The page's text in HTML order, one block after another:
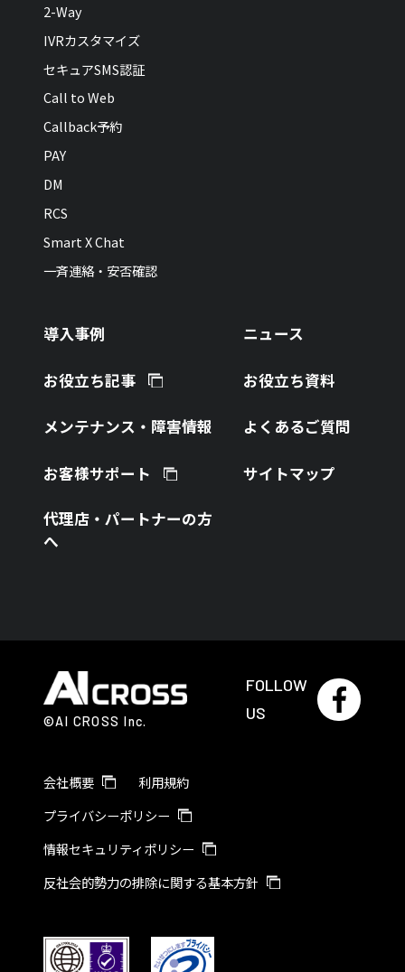
2-Way
IVRカスタマイズ
セキュアSMS認証
Call to Web
Callback予約
PAY
DM
RCS
Smart X Chat
一斉連絡・安否確認
導入事例 ニュース
お役立ち記事 お役立ち資料
メンテナンス・障害情報 よくあるご質問
お客様サポート サイトマップ
代理店・パートナーの方
へ
©AI CROSS Inc.
FOLLOW
US
会社概要
利用規約
プライバシーポリシー
情報セキュリティポリシー
反社会的勢力の排除に関する基本方針